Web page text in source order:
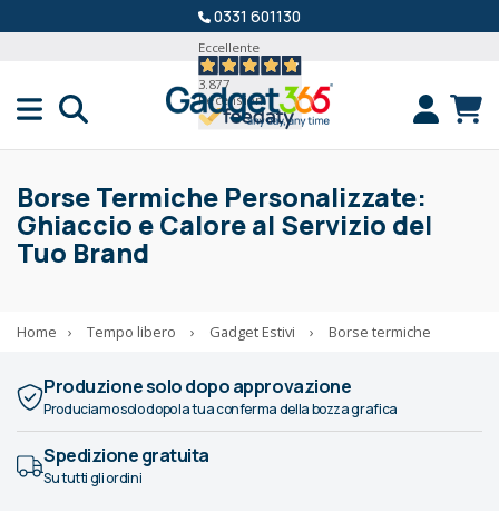
0331 601130
Eccellente
3.877
Recensioni
Borse Termiche Personalizzate:
Ghiaccio e Calore al Servizio del
Tuo Brand
Home › Tempo libero › Gadget Estivi › Borse termiche
Produzione solo dopo approvazione
Produciamo solo dopo la tua conferma della bozza grafica
Spedizione gratuita
Su tutti gli ordini